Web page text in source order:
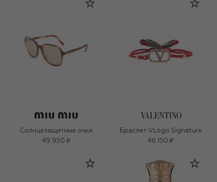
Солнцезащитные очки
49 950 ₽
Браслет VLogo Signature
46 150 ₽